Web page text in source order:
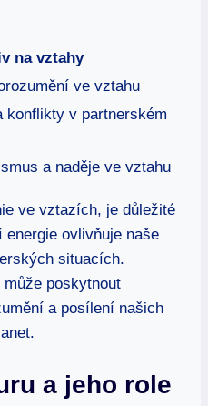
na vztahy
ve vztahu
​konflikty ‌v ‌partnerském
⁣a naděje ve vztahu
ve ⁢vztazích, je ⁤důležité
energie ‌ovlivňuje naše
situacích.
poskytnout
a posílení našich
a jeho role